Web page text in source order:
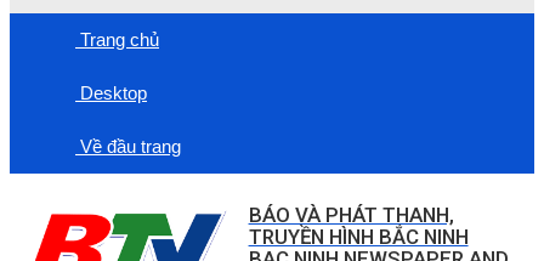
Trang chủ
Desktop
Về đầu trang
BÁO VÀ PHÁT THANH,
TRUYỀN HÌNH BẮC NINH